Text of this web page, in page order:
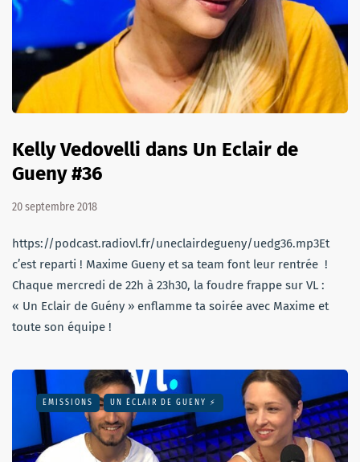
Kelly Vedovelli dans Un Eclair de
Gueny #36
20 septembre 2018
https://podcast.radiovl.fr/uneclairdegueny/uedg36.mp3Et
c’est reparti ! Maxime Gueny et sa team font leur rentrée !
Chaque mercredi de 22h à 23h30, la foudre frappe sur VL :
« Un Eclair de Guény » enflamme ta soirée avec Maxime et
toute son équipe !
EMISSIONS UN ÉCLAIR DE GUENY ⚡️